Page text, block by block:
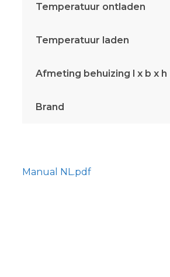
Temperatuur ontladen
Temperatuur laden
Afmeting behuizing l x b x h
Brand
Manual NL.pdf